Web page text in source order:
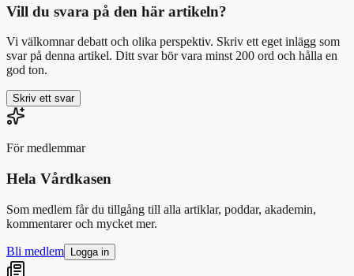
Vill du svara på den här artikeln?
Vi välkomnar debatt och olika perspektiv. Skriv ett eget inlägg som
svar på denna artikel. Ditt svar bör vara minst 200 ord och hålla en
god ton.
Skriv ett svar
För medlemmar
Hela Vårdkasen
Som medlem får du tillgång till alla artiklar, poddar, akademin,
kommentarer och mycket mer.
Bli medlem Logga in